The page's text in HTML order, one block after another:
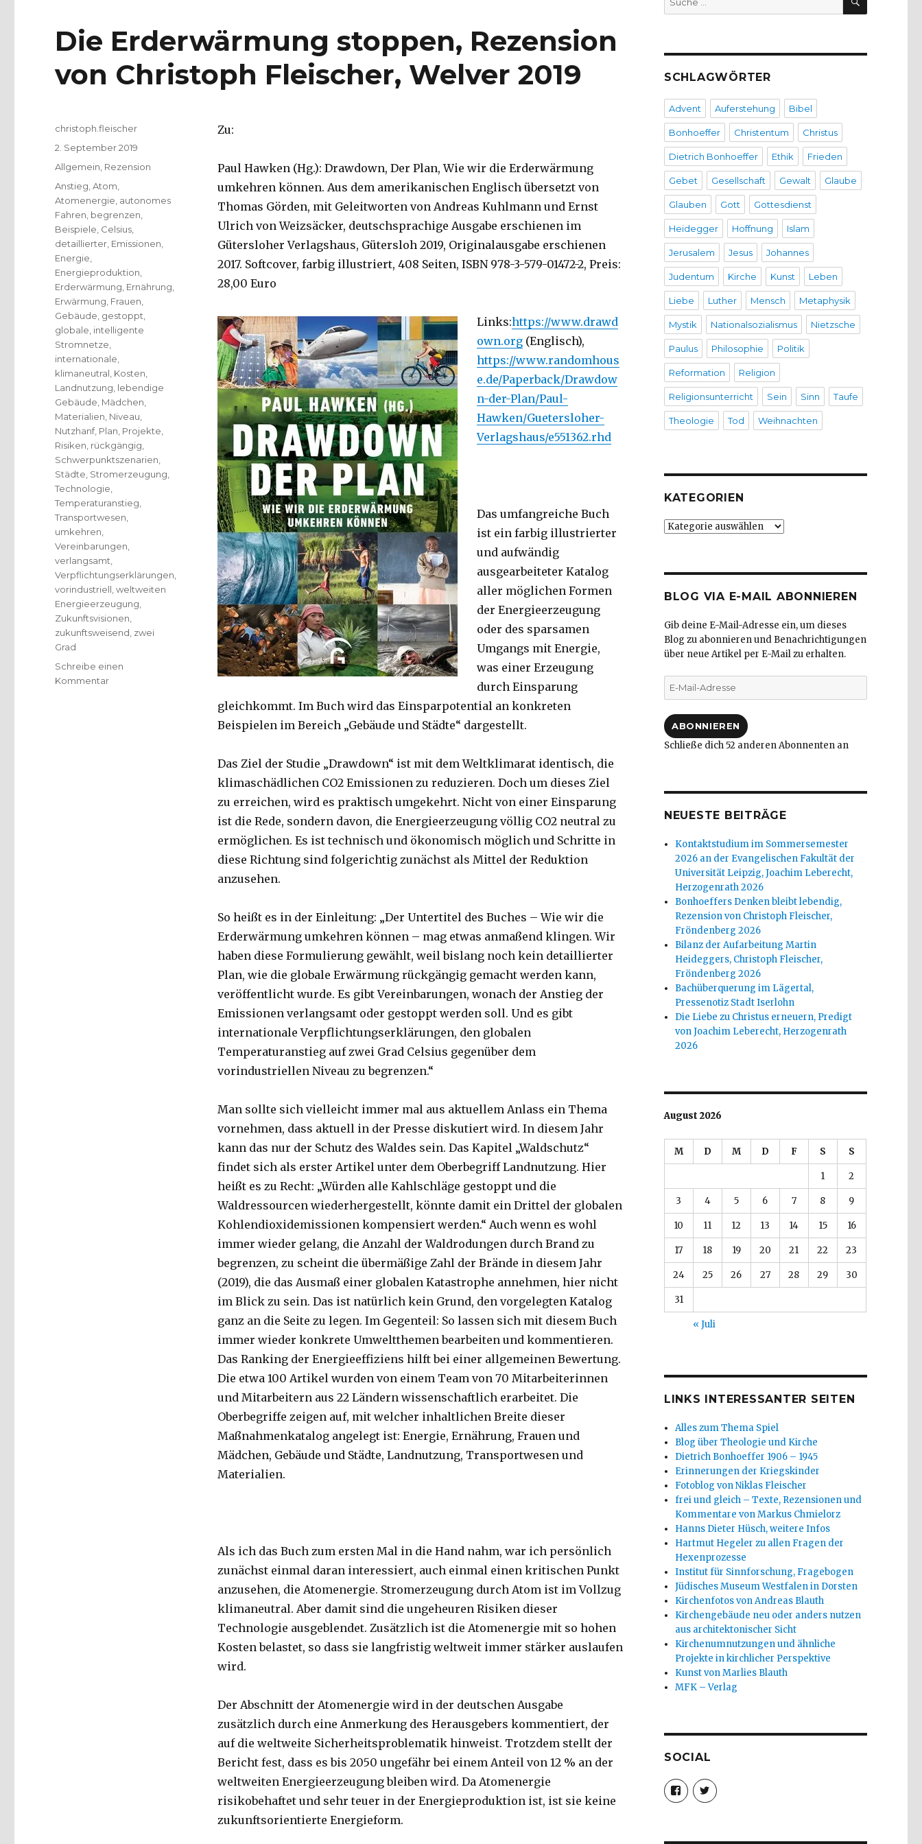
Die Erderwärmung stoppen, Rezension
von Christoph Fleischer, Welver 2019
Zu:
Paul Hawken (Hg.): Drawdown, Der Plan, Wie wir die Erderwärmung
umkehren können. Aus dem amerikanischen Englisch übersetzt von
Thomas Görden, mit Geleitworten von Andreas Kuhlmann und Ernst
Ulrich von Weizsäcker, deutschsprachige Ausgabe erschienen im
Gütersloher Verlagshaus, Gütersloh 2019, Originalausgabe erschienen
2017. Softcover, farbig illustriert, 408 Seiten, ISBN 978-3-579-01472-2, Preis:
28,00 Euro
Links:https://www.drawd
own.org(Englisch),
https://www.randomhous
e.de/Paperback/Drawdow
n-der-Plan/Paul-
Hawken/Guetersloher-
Verlagshaus/e551362.rhd
Das umfangreiche Buch
ist ein farbig illustrierter
und aufwändig
ausgearbeiteter Katalog
aller möglichen Formen
der Energieerzeugung
oder des sparsamen
Umgangs mit Energie,
was einer Erzeugung
durch Einsparung
gleichkommt. Im Buch wird das Einsparpotential an konkreten
Beispielen im Bereich „Gebäude und Städte“ dargestellt.
Das Ziel der Studie „Drawdown“ ist mit dem Weltklimarat identisch, die
klimaschädlichen CO2 Emissionen zu reduzieren. Doch um dieses Ziel
zu erreichen, wird es praktisch umgekehrt. Nicht von einer Einsparung
ist die Rede, sondern davon, die Energieerzeugung völlig CO2 neutral zu
ermöglichen. Es ist technisch und ökonomisch möglich und Schritte in
diese Richtung sind folgerichtig zunächst als Mittel der Reduktion
anzusehen.
So heißt es in der Einleitung: „Der Untertitel des Buches – Wie wir die
Erderwärmung umkehren können – mag etwas anmaßend klingen. Wir
haben diese Formulierung gewählt, weil bislang noch kein detaillierter
Plan, wie die globale Erwärmung rückgängig gemacht werden kann,
veröffentlicht wurde. Es gibt Vereinbarungen, wonach der Anstieg der
Emissionen verlangsamt oder gestoppt werden soll. Und es gibt
internationale Verpflichtungserklärungen, den globalen
Temperaturanstieg auf zwei Grad Celsius gegenüber dem
vorindustriellen Niveau zu begrenzen.“
Man sollte sich vielleicht immer mal aus aktuellem Anlass ein Thema
vornehmen, dass aktuell in der Presse diskutiert wird. In diesem Jahr
kann das nur der Schutz des Waldes sein. Das Kapitel „Waldschutz“
findet sich als erster Artikel unter dem Oberbegriff Landnutzung. Hier
heißt es zu Recht: „Würden alle Kahlschläge gestoppt und die
Waldressourcen wiederhergestellt, könnte damit ein Drittel der globalen
Kohlendioxidemissionen kompensiert werden.“ Auch wenn es wohl
immer wieder gelang, die Anzahl der Waldrodungen durch Brand zu
begrenzen, zu scheint die übermäßige Zahl der Brände in diesem Jahr
(2019), die das Ausmaß einer globalen Katastrophe annehmen, hier nicht
im Blick zu sein. Das ist natürlich kein Grund, den vorgelegten Katalog
ganz an die Seite zu legen. Im Gegenteil: So lassen sich mit diesem Buch
immer wieder konkrete Umweltthemen bearbeiten und kommentieren.
Das Ranking der Energieeffiziens hilft bei einer allgemeinen Bewertung.
Die etwa 100 Artikel wurden von einem Team von 70 Mitarbeiterinnen
und Mitarbeitern aus 22 Ländern wissenschaftlich erarbeitet. Die
Oberbegriffe zeigen auf, mit welcher inhaltlichen Breite dieser
Maßnahmenkatalog angelegt ist: Energie, Ernährung, Frauen und
Mädchen, Gebäude und Städte, Landnutzung, Transportwesen und
Materialien.
Als ich das Buch zum ersten Mal in die Hand nahm, war ich persönlich
zunächst einmal daran interessiert, auch einmal einen kritischen Punkt
anzusehen, die Atomenergie. Stromerzeugung durch Atom ist im Vollzug
klimaneutral. Aber damit sind die ungeheuren Risiken dieser
Technologie ausgeblendet. Zusätzlich ist die Atomenergie mit so hohen
Kosten belastet, so dass sie langfristig weltweit immer stärker auslaufen
wird.
Der Abschnitt der Atomenergie wird in der deutschen Ausgabe
zusätzlich durch eine Anmerkung des Herausgebers kommentiert, der
auf die weltweite Sicherheitsproblematik hinweist. Trotzdem stellt der
Bericht fest, dass es bis 2050 ungefähr bei einem Anteil von 12 % an der
weltweiten Energieerzeugung bleiben wird. Da Atomenergie
risikobehaftet und sehr teuer in der Energieproduktion ist, ist sie keine
zukunftsorientierte Energieform.
Autor
christoph.fleischer
Veröffentlicht
am
2. September 2019
Kategorien
Allgemein Rezension
Schlagwörter
Anstieg ,Atom
Atomenergie autonomes
Fahren begrenzen
Beispiele Celsius
detaillierter Emissionen
Energie
Energieproduktion
Erderwärmung Ernährung
Erwärmung Frauen
Gebäude gestoppt
globale intelligente
Stromnetze
internationale
klimaneutral Kosten
Landnutzung lebendige
Gebäude Mädchen
Materialien Niveau
Nutzhanf, Plan Projekte
Risiken rückgängig
Schwerpunktszenarien
Städte Stromerzeugung
Technologie
Temperaturanstieg
Transportwesen
umkehren
Vereinbarungen
verlangsamt
Verpflichtungserklärungen
vorindustriell ,weltweiten
Energieerzeugung
Zukunftsvisionen
zukunftsweisend zwei
Grad
Schreibe einen
Kommentarzu
nach:
SCHLAGWÖRTER
Advent Auferstehung Bibel
Bonhoeffer Christentum Christus
Dietrich Bonhoeffer Ethik Frieden
Gebet Gesellschaft Gewalt Glaube
Glauben Gott Gottesdienst
Heidegger Hoffnung Islam
Jerusalem Jesus Johannes
Judentum Kirche Kunst Leben
Liebe Luther Mensch Metaphysik
Mystik Nationalsozialismus Nietzsche
Paulus Philosophie Politik
Reformation Religion
Religionsunterricht Sein Sinn Taufe
Theologie Tod Weihnachten
KATEGORIEN
Kategorien
BLOG VIA E-MAIL ABONNIEREN
Gib deine E-Mail-Adresse ein, um dieses
Blog zu abonnieren und Benachrichtigungen
über neue Artikel per E-Mail zu erhalten.
E-
Mail-
ABONNIEREN
Schließe dich 52 anderen Abonnenten an
NEUESTE BEITRÄGE
Kontaktstudium im Sommersemester
2026 an der Evangelischen Fakultät der
Universität Leipzig, Joachim Leberecht,
Herzogenrath 2026
Bonhoeffers Denken bleibt lebendig,
Rezension von Christoph Fleischer,
Fröndenberg 2026
Bilanz der Aufarbeitung Martin
Heideggers, Christoph Fleischer,
Fröndenberg 2026
Bachüberquerung im Lägertal,
Pressenotiz Stadt Iserlohn
Die Liebe zu Christus erneuern, Predigt
von Joachim Leberecht, Herzogenrath
2026
August 2026
M D M D F S S
1 2
3 4 5 6 7 8 9
10 11 12 13 14 15 16
17 18 19 20 21 22 23
24 25 26 27 28 29 30
31
« Juli
LINKS INTERESSANTER SEITEN
Alles zum Thema Spiel
Blog über Theologie und Kirche
Dietrich Bonhoeffer 1906 – 1945
Erinnerungen der Kriegskinder
Fotoblog von Niklas Fleischer
frei und gleich – Texte, Rezensionen und
Kommentare von Markus Chmielorz
Hanns Dieter Hüsch, weitere Infos
Hartmut Hegeler zu allen Fragen der
Hexenprozesse
Institut für Sinnforschung, Fragebogen
Jüdisches Museum Westfalen in Dorsten
Kirchenfotos von Andreas Blauth
Kirchengebäude neu oder anders nutzen
aus architektonischer Sicht
Kirchenumnutzungen und ähnliche
Projekte in kirchlicher Perspektive
Kunst von Marlies Blauth
MFK – Verlag
SOCIAL
Profil
von
christoph.fleischer1
anzeigen
Profil
von
anzeigen